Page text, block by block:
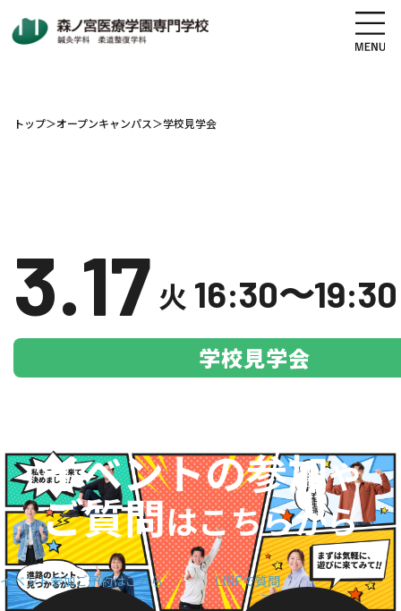
学科・コース紹介
オープンキャンパス
活躍できるフィールド
キャンパスライフ
資格・就職
トップ＞オープンキャンパス＞学校見学会
3.17 火 16:30〜19:30
学校見学会
イベントの参加や
ご質問はこちらから
イベント参加ご予約はこちら LINEで質問